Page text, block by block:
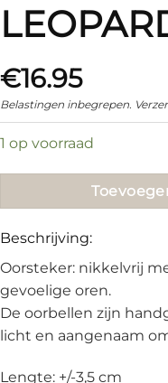
€16.95
Belastingen inbegrepen.
1 op voorraad
Beschrijving:
Oorsteker: nikkelvrij
gevoelige oren.
De oorbellen zijn
licht en aangenaam
Lengte: +/-3,5 cm